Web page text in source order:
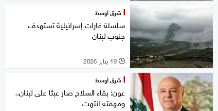
شرق أوسط
سلسلة غارات إسرائيلية تستهدف
جنوب لبنان
l 19 يناير 2026
شرق أوسط
عون: بقاء السلاح صار عبئا على لبنان..
ومهمته انتهت